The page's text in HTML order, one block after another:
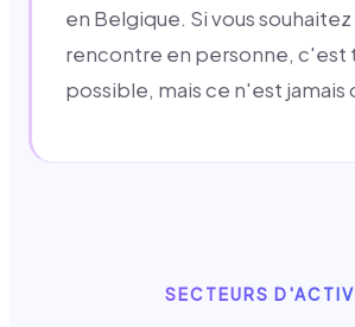
en Belgique. Si vous souhaitez
rencontre en personne, c'est
possible, mais ce n'est
SECTEURS